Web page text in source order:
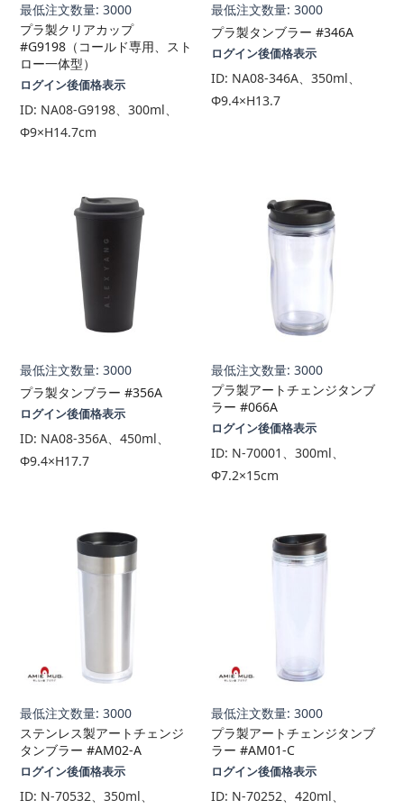
最低注文数量: 3000
プラ製クリアカップ
#G9198（コールド専用、スト
ロー一体型）
ログイン後価格表示
ID: NA08-G9198、300ml、
Φ9×H14.7cm
最低注文数量: 3000
プラ製タンブラー #346A
ログイン後価格表示
ID: NA08-346A、350ml、
Φ9.4×H13.7
最低注文数量: 3000
プラ製タンブラー #356A
ログイン後価格表示
ID: NA08-356A、450ml、
Φ9.4×H17.7
最低注文数量: 3000
プラ製アートチェンジタンブ
ラー #066A
ログイン後価格表示
ID: N-70001、300ml、
Φ7.2×15cm
最低注文数量: 3000
ステンレス製アートチェンジ
タンブラー #AM02-A
ログイン後価格表示
ID: N-70532、350ml、
最低注文数量: 3000
プラ製アートチェンジタンブ
ラー #AM01-C
ログイン後価格表示
ID: N-70252、420ml、